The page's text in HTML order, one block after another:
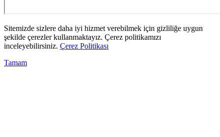
Sitemizde sizlere daha iyi hizmet verebilmek için gizliliğe uygun
şekilde çerezler kullanmaktayız. Çerez politikamızı
inceleyebilirsiniz. Çerez Politikası
Tamam